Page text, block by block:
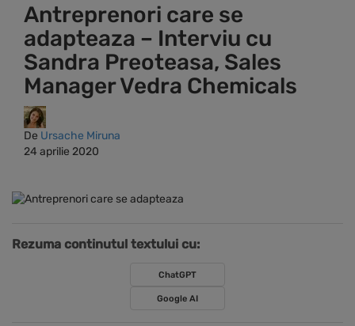
Antreprenori care se
adapteaza – Interviu cu
Sandra Preoteasa, Sales
Manager Vedra Chemicals
De Ursache Miruna
24 aprilie 2020
Rezuma continutul textului cu:
ChatGPT
Google AI